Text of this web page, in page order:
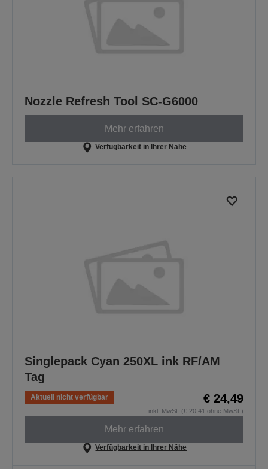
Nozzle Refresh Tool SC-G6000
Mehr erfahren
Verfügbarkeit in Ihrer Nähe
Singlepack Cyan 250XL ink RF/AM
Tag
Aktuell nicht verfügbar € 24,49
inkl. MwSt. (€ 20,41 ohne MwSt.)
Mehr erfahren
Verfügbarkeit in Ihrer Nähe